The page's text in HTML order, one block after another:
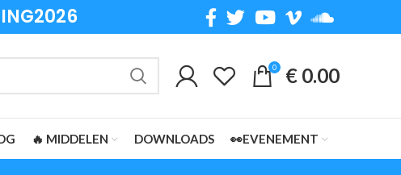
0 € 0.00
🔥 MIDDELEN DOWNLOADS 👀EVENEMENT